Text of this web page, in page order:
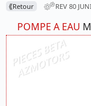
⟪Retour REV 80
POMPE A EAU